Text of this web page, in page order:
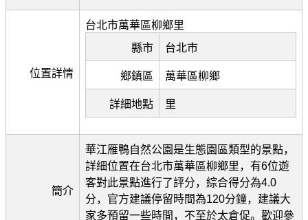
位置詳情
台北市萬華區柳鄉里
縣市
台北市
鄉鎮區 萬華區柳鄉
詳細地點 里
簡介
華江雁鴨自然公園是生態園區類型的景點，
詳細位置在台北市萬華區柳鄉里，有6位遊
客對此景點進行了評分，綜合得分為4.0
分，官方建議停留時間為120分鐘，建議大
家多預留一些時間，不至於太倉促。歡迎參